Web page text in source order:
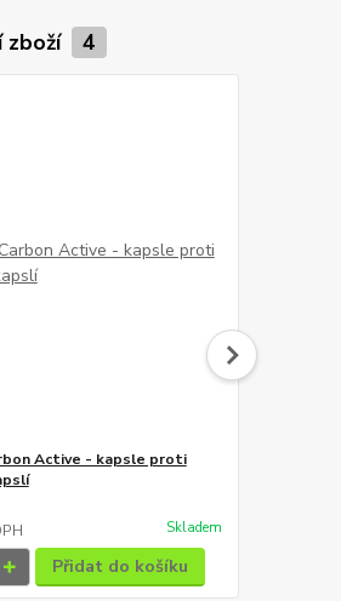
zboží 4
Active - kapsle proti
Skladem
Přidat do košíku